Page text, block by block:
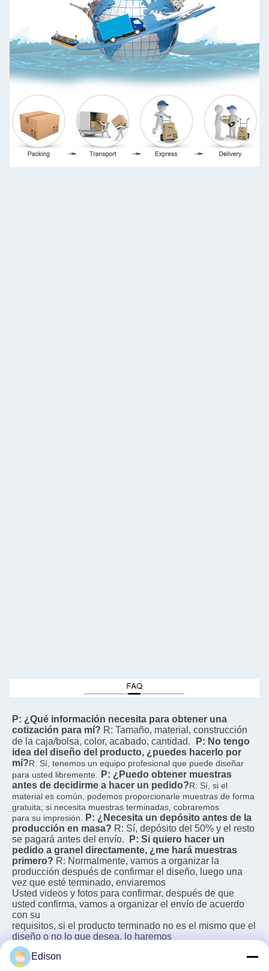
P: ¿Qué información necesita para obtener una
cotización para mí? R: Tamaño, material, construcción
de la caja/bolsa, color, acabado, cantidad.
P: No tengo
idea del diseño del producto, ¿puedes hacerlo por
mí?R: Sí, tenemos un equipo profesional que puede diseñar
para usted libremente.
P: ¿Puedo obtener muestras
antes de decidirme a hacer un pedido?R: Sí, si el
material es común, podemos proporcionarle muestras de forma
gratuita; si necesita muestras terminadas, cobraremos
para su impresión.
P: ¿Necesita un depósito antes de la
producción en masa? R: Sí, depósito del 50% y el resto
se pagará antes del envío.
P: Si quiero hacer un
pedido a granel directamente, ¿me hará muestras
primero? R: Normalmente, vamos a organizar la
producción después de confirmar el diseño, luego una
vez que esté terminado, enviaremos
Usted videos y fotos para confirmar, después de que
usted confirma, vamos a organizar el envío de acuerdo
con su
requisitos, si el producto terminado no es el mismo que el
diseño o no lo que desea, lo haremos
o reembolso, así que no tienes que preocuparte de que lo
que recibas no sea lo que quieres.
problema de calidad después de recibir la mercancía,
Edison